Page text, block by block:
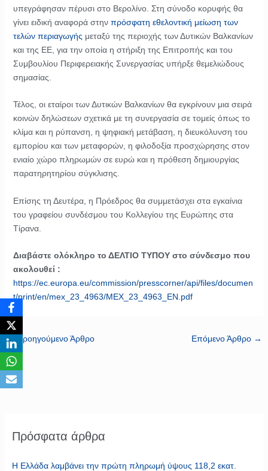
υπεγράφησαν πέρυσι στο Βερολίνο. Στη σύνοδο κορυφής θα
γίνει ειδική αναφορά στην πρόσφατη εθελοντική μείωση των
τελών περιαγωγής μεταξύ της περιοχής των Δυτικών Βαλκανίων
και της ΕΕ, για την οποία η στήριξη της Επιτροπής και του
Συμβουλίου Περιφερειακής Συνεργασίας υπήρξε θεμελιώδους
σημασίας.
Τέλος, οι εταίροι των Δυτικών Βαλκανίων θα εγκρίνουν μια σειρά
κοινών δηλώσεων σχετικά με τη συνεργασία σε τομείς όπως το
κλίμα και η ρύπανση, η ψηφιακή μετάβαση, η διευκόλυνση του
εμπορίου και των μεταφορών, η φιλοδοξία προσχώρησης στον
ενιαίο χώρο πληρωμών σε ευρώ και η πρόθεση δημιουργίας
παρατηρητηρίου σύγκλισης.
Επίσης τη Δευτέρα, η Πρόεδρος θα συμμετάσχει στα εγκαίνια
του γραφείου συνδέσμου του Κολλεγίου της Ευρώπης στα
Τίρανα.
Διαβάστε ολόκληρο το ΔΕΛΤΙΟ ΤΥΠΟΥ στο σύνδεσμο που
ακολουθεί :
https://ec.europa.eu/commission/presscorner/api/files/documen
t/print/en/mex_23_4963/MEX_23_4963_EN.pdf
← Προηγούμενο Άρθρο Επόμενο Άρθρο →
Πρόσφατα άρθρα
Η Ελλάδα λαμβάνει την πρώτη πληρωμή ύψους 118,2 εκατ.